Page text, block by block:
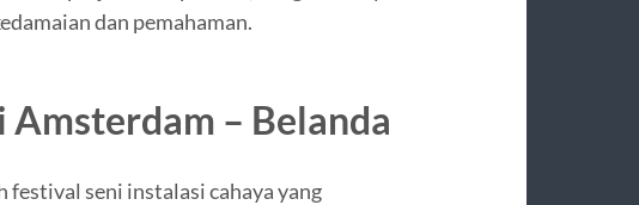
dan pemahaman.
Amsterdam – Belanda
festival seni instalasi cahaya yang